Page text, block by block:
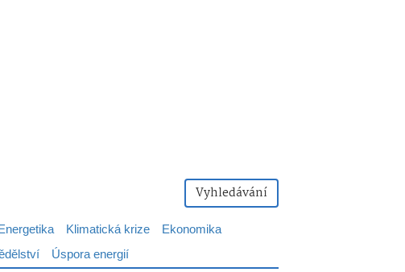
Vyhledávání
Klimatická krize
Ekonomika
Úspora energií